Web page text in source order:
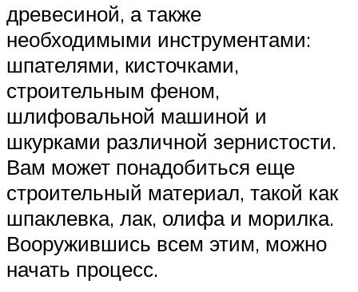
древесиной, а также
необходимыми инструментами:
шпателями, кисточками,
строительным феном,
шлифовальной машиной и
шкурками различной зернистости.
Вам может понадобиться еще
строительный материал, такой как
шпаклевка, лак, олифа и морилка.
Вооружившись всем этим, можно
начать процесс.